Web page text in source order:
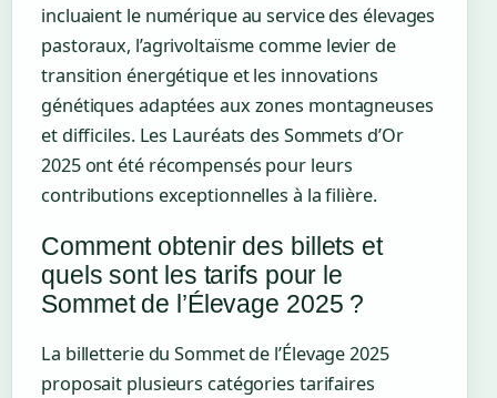
incluaient le numérique au service des élevages
pastoraux, l’agrivoltaïsme comme levier de
transition énergétique et les innovations
génétiques adaptées aux zones montagneuses
et difficiles. Les Lauréats des Sommets d’Or
2025 ont été récompensés pour leurs
contributions exceptionnelles à la filière.
Comment obtenir des billets et
quels sont les tarifs pour le
Sommet de l’Élevage 2025 ?
La billetterie du Sommet de l’Élevage 2025
proposait plusieurs catégories tarifaires